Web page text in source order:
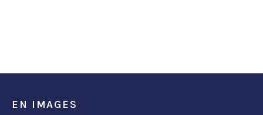
EN IMAGES